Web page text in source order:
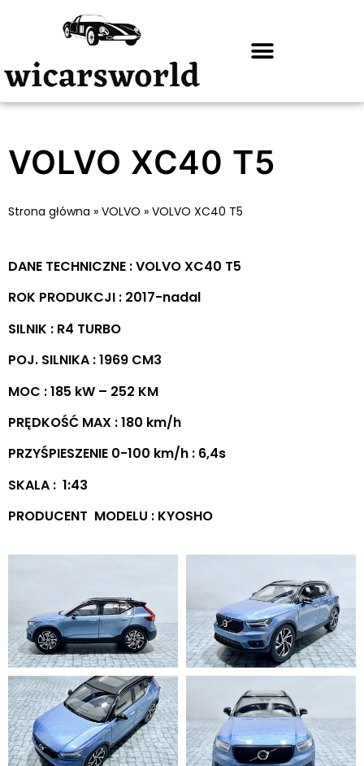
VOLVO XC40 T5
Strona główna » VOLVO » VOLVO XC40 T5
DANE TECHNICZNE : VOLVO XC40 T5
ROK PRODUKCJI : 2017-nadal
SILNIK : R4 TURBO
POJ. SILNIKA : 1969 CM3
MOC : 185 kW – 252 KM
PRĘDKOŚĆ MAX : 180 km/h
PRZYŚPIESZENIE 0-100 km/h : 6,4s
SKALA : 1:43
PRODUCENT MODELU : KYOSHO